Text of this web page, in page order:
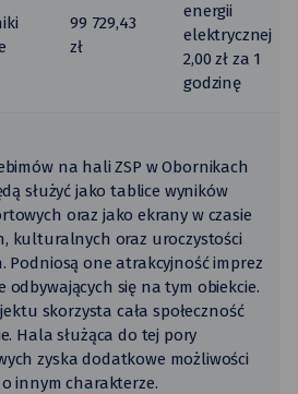
99 729,43
zł
energii
elektrycznej
2,00 zł za 1
godzinę
na hali ZSP w Obornikach
służyć jako tablice wyników
oraz jako ekrany w czasie
kulturalnych oraz uroczystości
Podniosą one atrakcyjność imprez
się na tym obiekcie.
skorzysta cała społeczność
Hala służąca do tej pory
zyska dodatkowe możliwości
innym charakterze.